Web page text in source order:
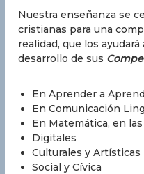
i
m
a
d
a
L
u
z
Nuestra enseñanza se
cristianas para una
realidad, que los
desarrollo de sus
En Aprender a
En Comunicación
En Matemática, en
Digitales
Culturales y Artísticas
Social y Cívica